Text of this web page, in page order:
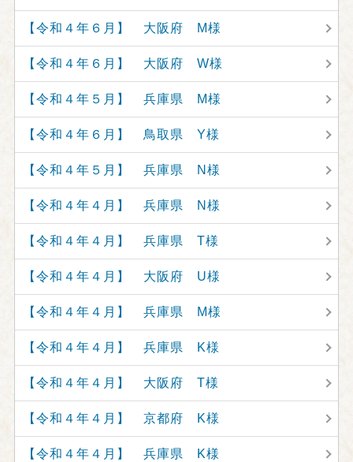
【令和４年６月】 大阪府 M様
【令和４年６月】 大阪府 W様
【令和４年５月】 兵庫県 M様
【令和４年６月】 鳥取県 Y様
【令和４年５月】 兵庫県 N様
【令和４年４月】 兵庫県 N様
【令和４年４月】 兵庫県 T様
【令和４年４月】 大阪府 U様
【令和４年４月】 兵庫県 M様
【令和４年４月】 兵庫県 K様
【令和４年４月】 大阪府 T様
【令和４年４月】 京都府 K様
【令和４年４月】 兵庫県 K様